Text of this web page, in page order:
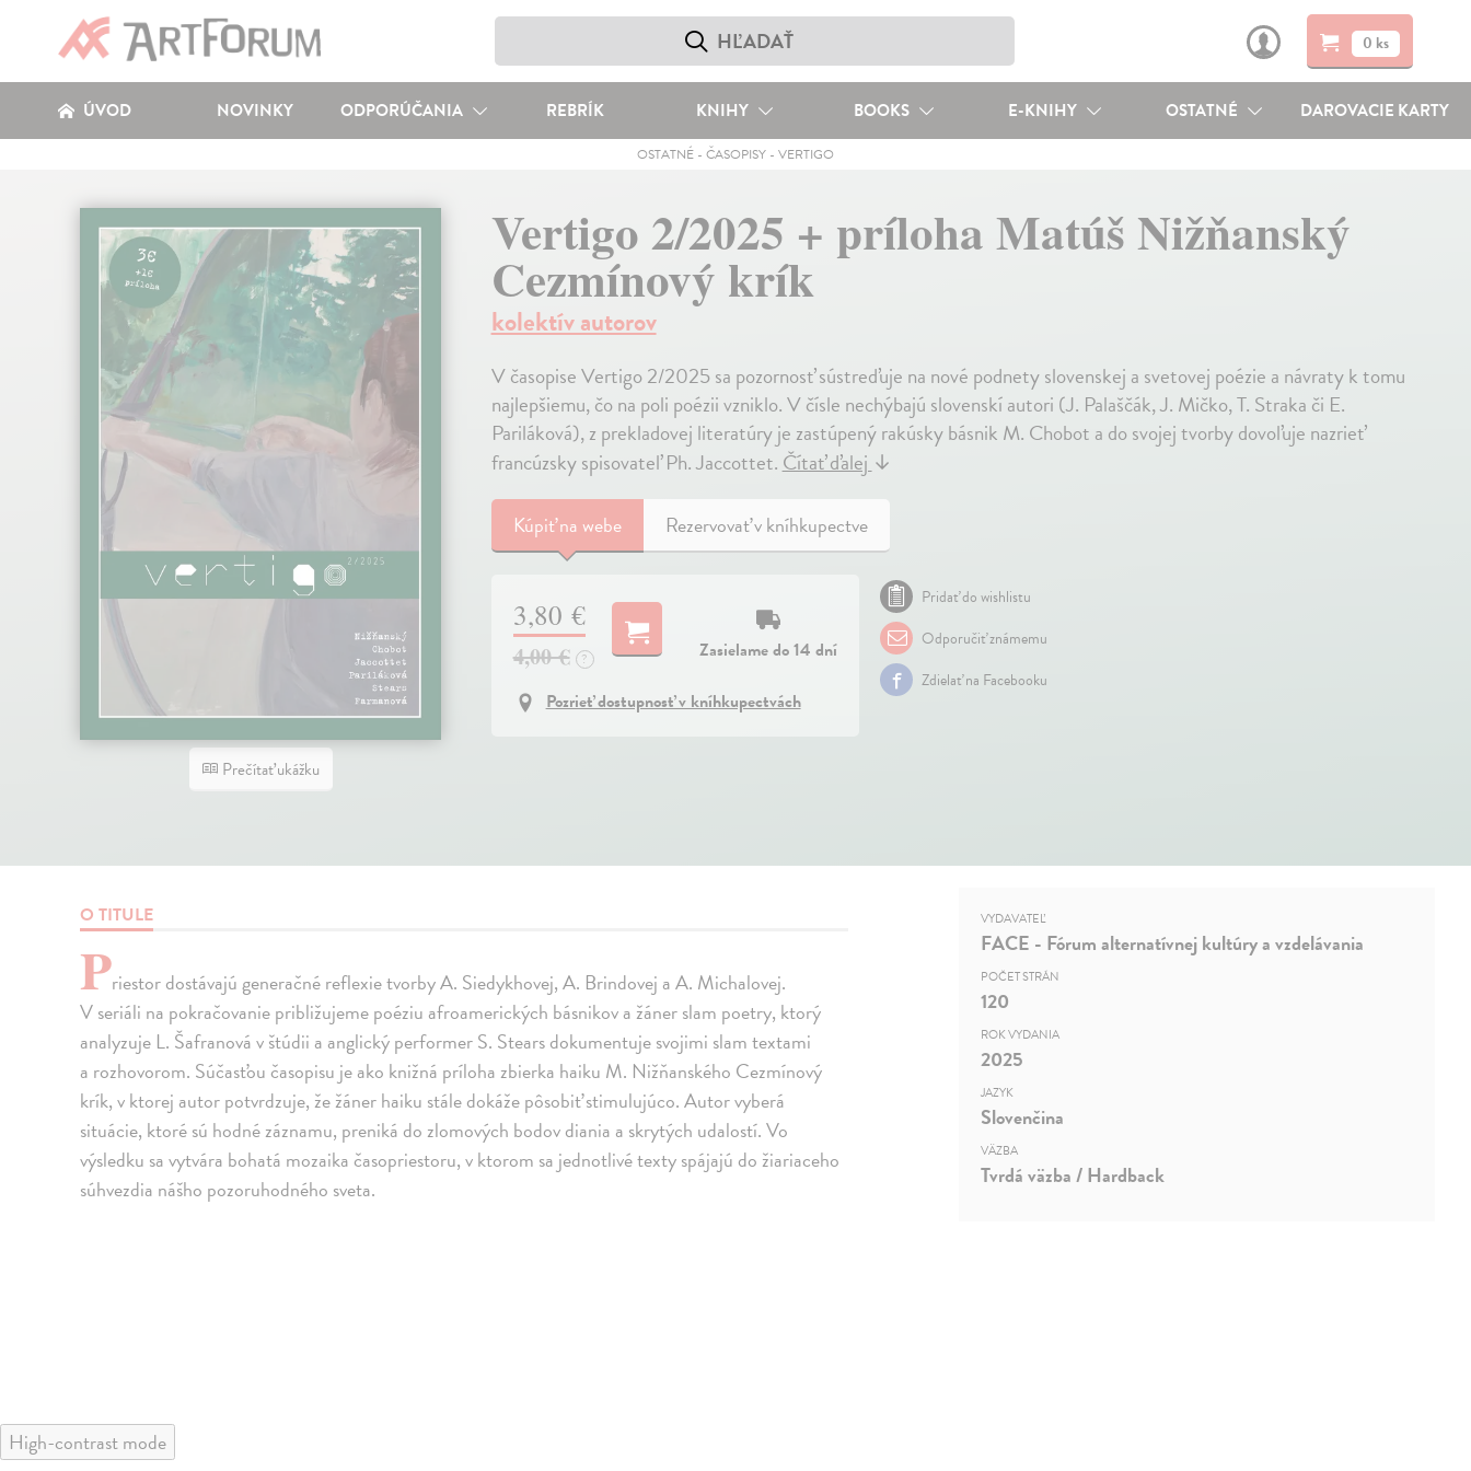
0 ks
ÚVOD NOVINKY ODPORÚČANIA REBRÍK KNIHY BOOKS E-KNIHY OSTATNÉ DAROVACIE KARTY
OSTATNÉ- ČASOPISY- VERTIGO
Prečítať ukážku
Vertigo 2/2025 + príloha Matúš Nižňanský
Cezmínový krík
kolektív autorov
V časopise Vertigo 2/2025 sa pozornosť sústreďuje na nové podnety slovenskej a svetovej poézie a návraty k tomu
najlepšiemu, čo na poli poézii vzniklo. V čísle nechýbajú slovenskí autori (J. Palaščák, J. Mičko, T. Straka či E.
Pariláková), z prekladovej literatúry je zastúpený rakúsky básnik M. Chobot a do svojej tvorby dovoľuje nazrieť
francúzsky spisovateľ Ph. Jaccottet.Čítať ďalej↓
Kúpiťna webe Rezervovať v kníhkupectve
3,80 €
4,00 € ?
Zasielame do 14 dní
Pozrieť dostupnosť v kníhkupectvách
Pridať do wishlistu
Odporučiť známemu
Zdielať na Facebooku
O TITULE
Priestor dostávajú generačné reflexie tvorby A. Siedykhovej, A. Brindovej a A. Michalovej.
V seriáli na pokračovanie približujeme poéziu afroamerických básnikov a žáner slam poetry, ktorý
analyzuje L. Šafranová v štúdii a anglický performer S. Stears dokumentuje svojimi slam textami
a rozhovorom. Súčasťou časopisu je ako knižná príloha zbierka haiku M. Nižňanského Cezmínový
krík, v ktorej autor potvrdzuje, že žáner haiku stále dokáže pôsobiť stimulujúco. Autor vyberá
situácie, ktoré sú hodné záznamu, preniká do zlomových bodov diania a skrytých udalostí. Vo
výsledku sa vytvára bohatá mozaika časopriestoru, v ktorom sa jednotlivé texty spájajú do žiariaceho
súhvezdia nášho pozoruhodného sveta.
VYDAVATEĽ
FACE - Fórum alternatívnej kultúry a vzdelávania
POČET STRÁN
120
ROK VYDANIA
2025
JAZYK
Slovenčina
VÄZBA
Tvrdá väzba / Hardback
High-contrast mode